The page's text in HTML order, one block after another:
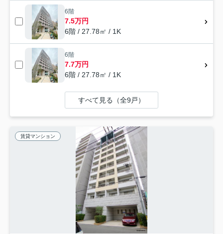
6階
7.5万円
6階 / 27.78㎡ / 1K
6階
7.7万円
6階 / 27.78㎡ / 1K
すべて見る（全9戸）
賃貸マンション